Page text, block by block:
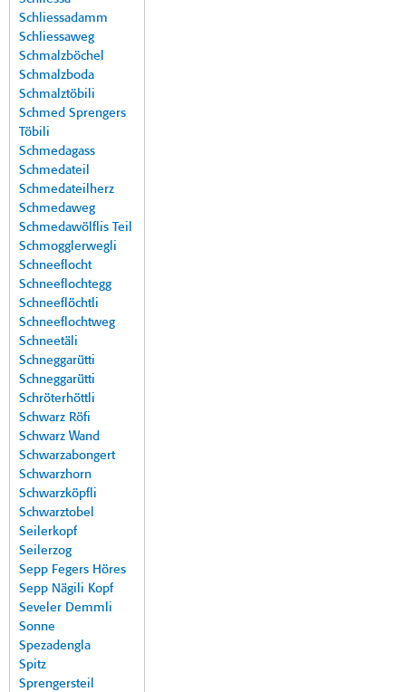
Schliessadamm
Schliessaweg
Schmalzböchel
Schmalzboda
Schmalztöbili
Schmed Sprengers
Töbili
Schmedagass
Schmedateil
Schmedateilherz
Schmedaweg
Schmedawölflis Teil
Schmogglerwegli
Schneeflocht
Schneeflochtegg
Schneeflöchtli
Schneeflochtweg
Schneetäli
Schneggarütti
Schneggarütti
Schröterhöttli
Schwarz Röfi
Schwarz Wand
Schwarzabongert
Schwarzhorn
Schwarzköpfli
Schwarztobel
Seilerkopf
Seilerzog
Sepp Fegers Höres
Sepp Nägili Kopf
Seveler Demmli
Sonne
Spezadengla
Spitz
Sprengersteil